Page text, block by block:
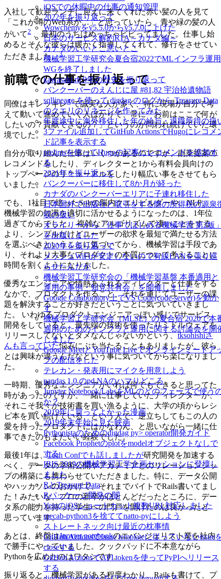
iOSでの休暇中の仕事の通知管理
2022年を振り返って
Wowchemyをv5.5.0からv5.7.0に上げた
日本のサービス解約RTA～カナダ編～
カナダのいいとこ悪いとこ
機械学習工学研究会夏合宿2022でMLインフラ運用
WGを終了しました
kawasaki.rb 9年の歴史を振り返って
バンクーバーのえんじに屋 #81,82 宇治拾遺物語
sqllineage を使って digdag のログから Treasure Data
のクエリのリネージを作ってみた
年度途中に海外移住した年の給与・退職所得の扱
3ファイル追加してGitHub ActionsでHugoにレコメ
ド記事を表示する
prelimsを使ってHugoの記事にレコメンドを追加す
る
2021年を振り返って
バンクーバーに移住して8か月が経った
カナダのバンクーバーエリアに子連れ移住した
日本国外で出版社と取引をする際の所得税の源泉
収の扱い
オライリーから「仕事ではじめる機械学習 第2版
を出版しました
2020年を振り返って
メッシュWiFiが安定しないので有線LANを張り巡
らせたんだが
機械学習工学研究会の「機械学習基盤 本番適用と
運用の事例・知見共有会」を開催しました
Google Colaboratory上でVS Code(code-server)を動か
す
機械学習工学研究会（MLSE）の夏合宿 2020で本
適用のためのインフラと運用に関する討論会を開
しました
Google MeetとYouTube Liveでオンラインミートア
プの配信をした
テレカン・発表用にマイクを用意しよう
pandas 1.0 のpd.NAのハマりどころ
Jupyter Notebook/LabsをMLのどのフェーズで使う
か？
2019年に買ってよかった漫画
2019年末年始に見た映画
Pythonistaのためのdigdag py> operator開発ガイド
Facebook Prophetのplotをmodelオブジェクトなしで
する
IBIS 2019の機械学習工学企画セッションに登壇し
ました
RとTreasure Data
Rパッケージ開発の闇
VeinのiOSショートカット複数URL対応しました
mecab-python3を捨ててnatto-pyにしよう
ストレートネック向け最近の枕事情
GitHub ActionsでIssue templateに従っていないissue
closeする
GitHub ActionsでAPI tokenを使ってPyPIへリリース
する
入社して歓迎ランチに迎えに来てくれた赤い髪の人を見て
「これが噂のWeb系か…」と思っていたら、青や緑の髪の人
がいて2
、最初のうちはめっちゃビビってました。仕事し始
めるとそんな彼らは暖かく指導してくれて、修行をさせてい
ただきました。3
前職での仕事を振り返って
同僚はキレッキレ4で誠実な人が多く、特に現場が自分で考
えて動いて進めていく人ばかりで、常に「お前はここで何が
したいの？貢献できるの？」というのが問われ続けていた環
境でした。
自分が取り組んだ仕事はいくつかあるのですが、副菜提案の
レコメンドをしたり、ディレクターと1から有料会員向けの
トップページのリニューアルをしたり幅広い事をさせてもら
いました。
でも、1社目で培ったSolrの脳内クエリビルダーや、NLP、
機械学習の知識を適切に活かせるようになったのは、1年位
過ぎてからでした。 複雑なアルゴリズムで凄いことをする
より、シンプルだけどユーザーの欲求を最短で満たせる方法
を選ぶべきということに気づいてから、機械学習は手段であ
り、それより大事なプロダクトの本質について考えることに
時間を割くようになりました。
優秀なエンジニアや情熱あふれるディレクターと仕事をする
なかで、プロダクトを作ること、それを通じてユーザーの課
題を解決することが好きだということに気づいていきまし
た。 いわゆるプロダクトエンジニアっぽい感じでサービス
開発をしていると、最先端の技術を使ったりミドルウェアを
リリースしてないとダメなんじゃないかという、tksohishiさ
んも言っていた悩みにぶち当たることもありましたが、彼ら
とは興味が違うんだなという事に気づいてから楽になりまし
た。
一時期、優秀なエンジニアがいれば何でもできると思ってた
時があったのですが、一緒に仕事していたディレクターが、
それこそ我々が技術書を買い漁るように、大学の頃からレシ
ピ本を買い続けている、という人で、逆立ちしてもこの人の
愛を持ったプロダクトにはかなわん、と思いながら一緒に仕
事できたのもまたいい経験でした。
最後1年は、Tech Confでも話しましたが研究開発を加速する
べく、データの学術公開やアカデミアとのリレーションシッ
プの構築にも携わらせていただきました。特に、データ公開
やハッカソンのおかげで、それまでバイトでRails書いてまし
た！みたいな、プロの新卒がほとんどだったところに、デー
タ系の能力を持った学生への門戸を開けたのは良かったと
思っています。
あとは、終盤はJupyter notebookのエバンジェリスト業を社内
で勝手にやっていました。クックパッドに不本意ながら
Pythonを広めたのはワタシです。
振り返ると、機械学習がある程度わかり、Railsも書けて、プ